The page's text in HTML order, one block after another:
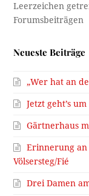
Neueste Beiträge
„Wer hat an
Jetzt geht’s
Gärtnerhaus
Erinnerung
Völsersteg/Fié
Drei Damen